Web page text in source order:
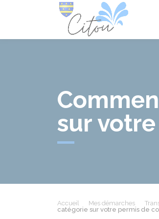
sur
Accueil Mes démarches
catégorie sur votre permis de